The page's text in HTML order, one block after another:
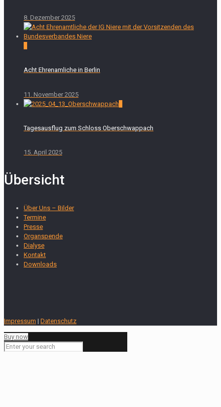
8. Dezember 2025
Acht Ehrenamliche in Berlin
11. November 2025
Tagesausflug zum Schloss Oberschwappach
15. April 2025
Übersicht
Über Uns – Bilder
Termine
Presse
Organspende
Dialyse
Kontakt
Downloads
Impressum | Datenschutz
Buy now